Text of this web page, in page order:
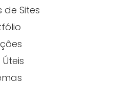
de Sites
Úteis